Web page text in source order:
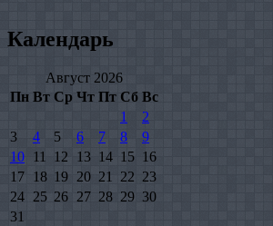
Календарь
Август 2026
Пн Вт Ср Чт Пт Сб Вс
1
2
3
4 5 6 7 8
9
10 11 12 13 14 15 16
17
18 19 20 21 22 23
24 25 26 27 28 29 30
31